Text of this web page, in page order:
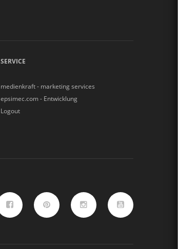
SERVICE
medienkraft - marketing services
epsimec.com - Entwicklung
Logout